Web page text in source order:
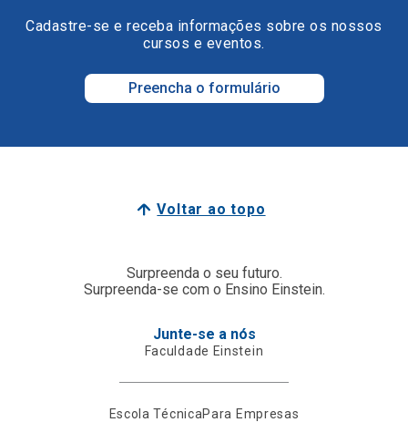
Cadastre-se e receba informações sobre os nossos
cursos e eventos.
Preencha o formulário
Voltar ao topo
Surpreenda o seu futuro.
Surpreenda-se com o Ensino Einstein.
Junte-se a nós
Faculdade Einstein
Escola TécnicaPara Empresas